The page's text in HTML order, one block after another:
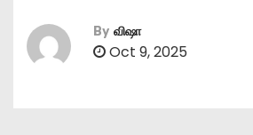
By விஷா
Oct 9, 2025